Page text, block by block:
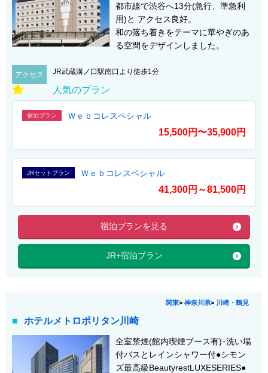
都市線で渋谷へ13分(急行、準急利
用)と アクセス良好。
和の落ち着きをテーマに華やぎのあ
る空間をデザインしました。
アクセス JR武蔵溝ノ口駅南口より徒歩1分
人気のプラン
宿泊プラン Ｗｅｂコレスペシャル
15,500円〜35,900円
JRセットプラン Ｗｅｂコレスペシャル
41,300円～81,500円
宿泊プランを見る
JR+宿泊プラン
関東> 神奈川県> 川崎・鶴見
ホテルメトロポリタン川崎
全室禁煙(館内喫煙ブース有)･洗い場
付バスとレインシャワー付●シモン
ズ最高級BeautyrestLUXESERIES●